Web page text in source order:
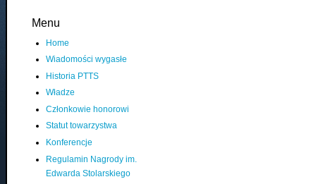
Menu
Home
Wiadomości wygasłe
Historia PTTS
Władze
Członkowie honorowi
Statut towarzystwa
Konferencje
Regulamin Nagrody im.
Edwarda Stolarskiego